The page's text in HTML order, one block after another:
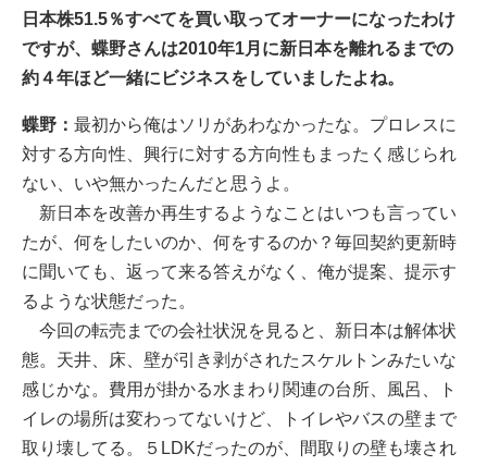
日本株51.5％すべてを買い取ってオーナーになったわけ
ですが、蝶野さんは2010年1月に新日本を離れるまでの
約４年ほど一緒にビジネスをしていましたよね。
蝶野： 最初から俺はソリがあわなかったな。プロレスに
対する方向性、興行に対する方向性もまったく感じられ
ない、いや無かったんだと思うよ。
新日本を改善か再生するようなことはいつも言ってい
たが、何をしたいのか、何をするのか？毎回契約更新時
に聞いても、返って来る答えがなく、俺が提案、提示す
るような状態だった。
今回の転売までの会社状況を見ると、新日本は解体状
態。天井、床、壁が引き剥がされたスケルトンみたいな
感じかな。費用が掛かる水まわり関連の台所、風呂、ト
イレの場所は変わってないけど、トイレやバスの壁まで
取り壊してる。５LDKだったのが、間取りの壁も壊され